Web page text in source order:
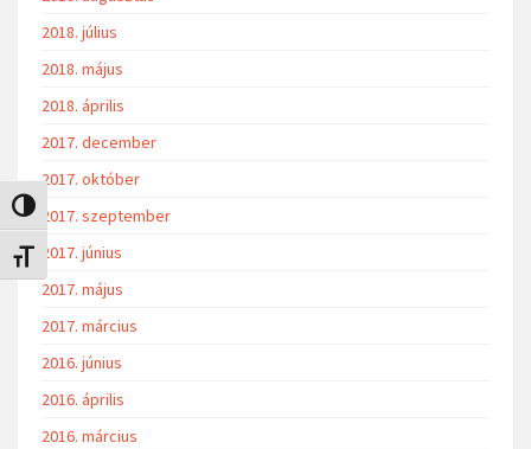
Nagy kontraszt váltása
Betűméret váltása
2018. július
2018. május
2018. április
2017. december
2017. október
2017. szeptember
2017. június
2017. május
2017. március
2016. június
2016. április
2016. március